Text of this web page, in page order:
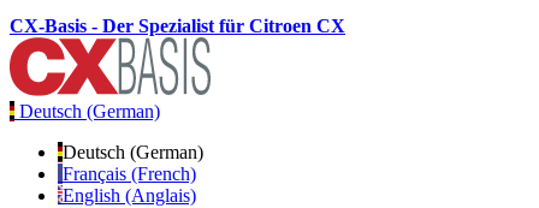
CX-Basis - Der Spezialist für Citroen CX
Deutsch (German)
Deutsch (German)
Français (French)
English (Anglais)